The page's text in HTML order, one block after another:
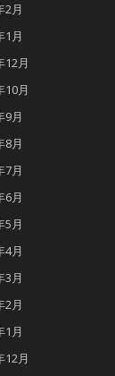
2月
1月
12月
10月
9月
8月
7月
6月
5月
4月
3月
2月
1月
12月